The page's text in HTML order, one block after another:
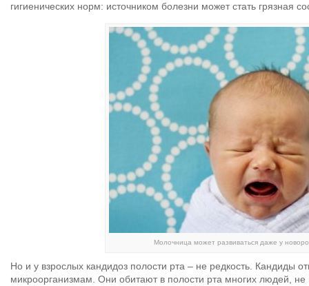
гигиенических норм: источником болезни может стать грязная
Молочница может развиваться даже у
Но и у взрослых кандидоз полости рта – не редкость. Кандиды
микроорганизмам. Они обитают в полости рта многих людей,